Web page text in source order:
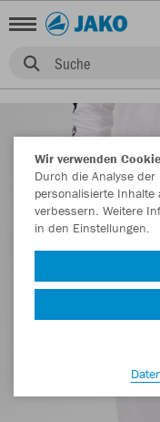
Suche
Wir verwenden
Durch die Analyse
personalisierte
verbessern. Weitere
in den Einstellungen.